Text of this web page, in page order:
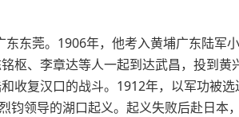
东莞。1906年，他考入黄埔广东陆军
枢、李章达等人一起到达武昌，投到黄
收复汉口的战斗。1912年，以军功被选
钧领导的湖口起义。起义失败后赴日本